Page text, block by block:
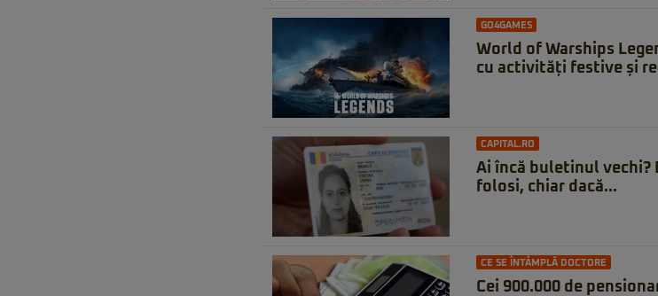
GO4GAMES
World of Warships
cu activități festive și
CAPITAL.RO
Ai încă buletinul vechi?
folosi, chiar dacă...
CE SE ÎNTÂMPLĂ DOCTORE
Cei 900.000 de